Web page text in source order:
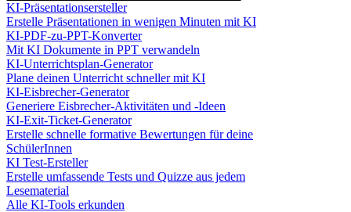
KI-Präsentationsersteller
Erstelle Präsentationen in wenigen Minuten mit KI
KI-PDF-zu-PPT-Konverter
Mit KI Dokumente in PPT verwandeln
KI-Unterrichtsplan-Generator
Plane deinen Unterricht schneller mit KI
KI-Eisbrecher-Generator
Generiere Eisbrecher-Aktivitäten und -Ideen
KI-Exit-Ticket-Generator
Erstelle schnelle formative Bewertungen für deine
SchülerInnen
KI Test-Ersteller
Erstelle umfassende Tests und Quizze aus jedem
Lesematerial
Alle KI-Tools erkunden